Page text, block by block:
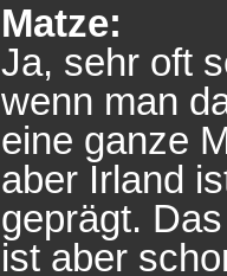
Matze:
Ja, sehr oft
wenn man
eine ganze
aber Irland
geprägt.
ist aber